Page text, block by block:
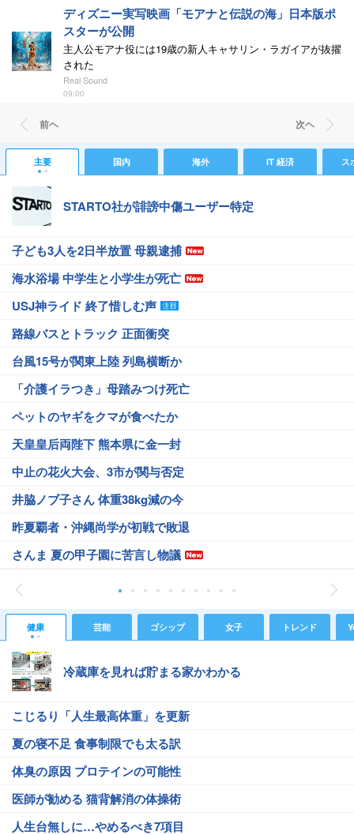
ディズニー実写映画「モアナと伝説の海」日本版ポ
スターが公開
主人公モアナ役には19歳の新人キャサリン・ラガイアが抜擢
された
Real Sound
09:00
前ヘ 次ヘ
主要 国内 海外 IT 経済 ス
STARTO社が誹謗中傷ユーザー特定
子ども3人を2日半放置 母親逮捕
海水浴場 中学生と小学生が死亡
USJ神ライド 終了惜しむ声
路線バスとトラック 正面衝突
台風15号が関東上陸 列島横断か
「介護イラつき」母踏みつけ死亡
ペットのヤギをクマが食べたか
天皇皇后両陛下 熊本県に金一封
中止の花火大会、3市が関与否定
井脇ノブ子さん 体重38kg減の今
昨夏覇者・沖縄尚学が初戦で敗退
さんま 夏の甲子園に苦言し物議
健康 芸能 ゴシップ 女子 トレンド
冷蔵庫を見れば貯まる家かわかる
こじるり「人生最高体重」を更新
夏の寝不足 食事制限でも太る訳
体臭の原因 プロテインの可能性
医師が勧める 猫背解消の体操術
人生台無しに…やめるべき7項目